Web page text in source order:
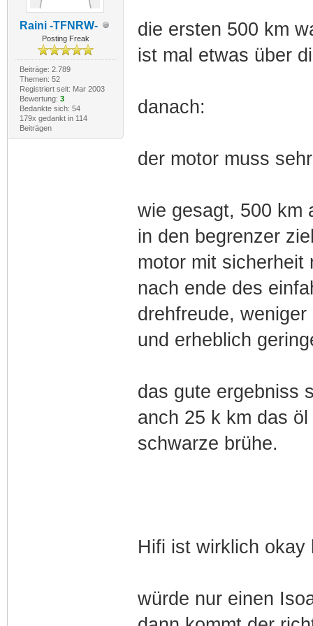
Raini -TFNRW-
Posting Freak
Beiträge: 2.789
Themen: 52
Registriert seit: Mar 2003
Bewertung: 3
Bedankte sich: 54
179x gedankt in 114
Beiträgen
die ersten 500 km
ist mal etwas über
danach:
der motor muss
wie gesagt, 500 km
in den begrenzer
motor mit sicherheit
nach ende des
drehfreude,
und erheblich
das gute ergebniss
anch 25 k km das
schwarze brühe.
Hifi ist wirklich okay
würde nur einen